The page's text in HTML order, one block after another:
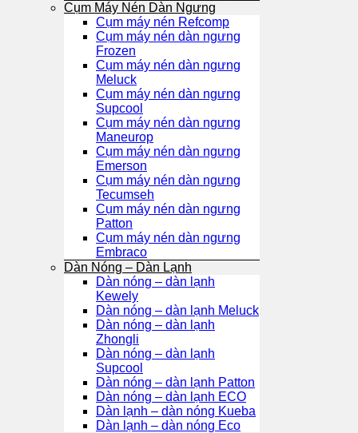
Cụm Máy Nén Dàn Ngưng
Cụm máy nén Refcomp
Cụm máy nén dàn ngưng
Frozen
Cụm máy nén dàn ngưng
Meluck
Cụm máy nén dàn ngưng
Supcool
Cụm máy nén dàn ngưng
Maneurop
Cụm máy nén dàn ngưng
Emerson
Cụm máy nén dàn ngưng
Tecumseh
Cụm máy nén dàn ngưng
Patton
Cụm máy nén dàn ngưng
Embraco
Dàn Nóng – Dàn Lạnh
Dàn nóng – dàn lạnh
Kewely
Dàn nóng – dàn lạnh Meluck
Dàn nóng – dàn lạnh
Zhongli
Dàn nóng – dàn lạnh
Supcool
Dàn nóng – dàn lạnh Patton
Dàn nóng – dàn lạnh ECO
Dàn lạnh – dàn nóng Kueba
Dàn lạnh – dàn nóng Eco